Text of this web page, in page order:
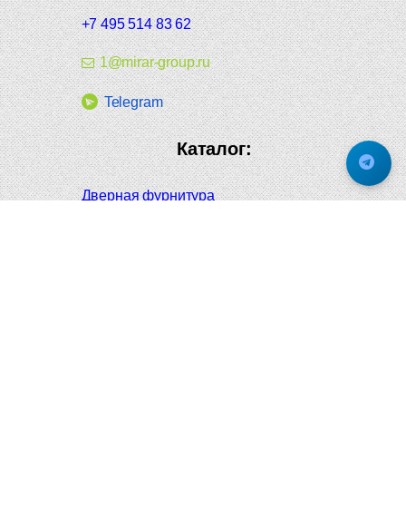
+7 495 514 83 62
1@mirar-group.ru
Telegram
Каталог:
Дверная фурнитура